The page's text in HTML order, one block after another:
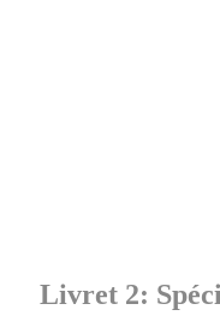
Livret 2: